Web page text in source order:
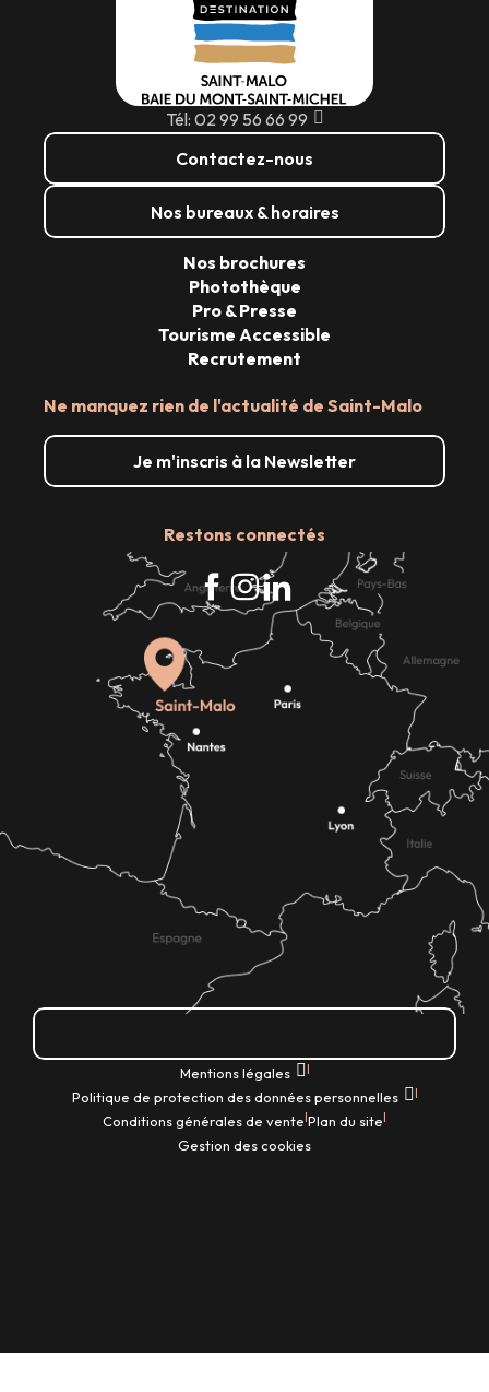
Tél: 02 99 56 66 99
Contactez-nous
Nos bureaux & horaires
Ne manquez rien de l'actualité de Saint-Malo
Je m'inscris à la Newsletter
Restons connectés
Nos brochures
Photothèque
Pro & Presse
Tourisme Accessible
Recrutement
Mentions légales |
Politique de protection des données personnelles |
Conditions générales de vente|Plan du site|
Gestion des cookies